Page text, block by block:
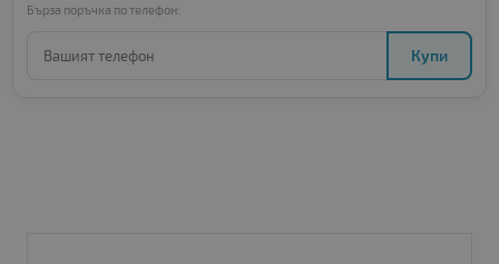
Бърза поръчка по телефон:
Купи